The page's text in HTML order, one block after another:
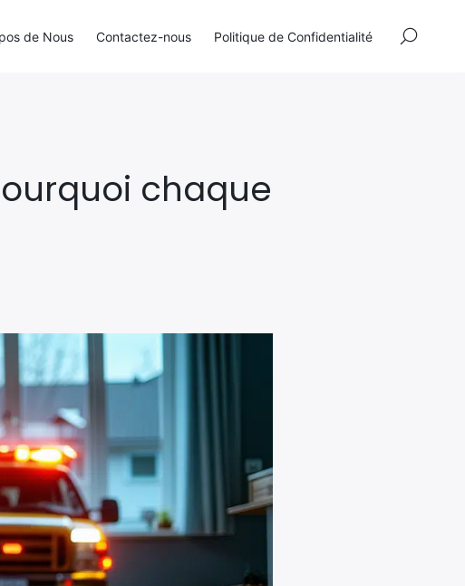
chaque
de Nous Contactez-nous Politique de Confidentialité